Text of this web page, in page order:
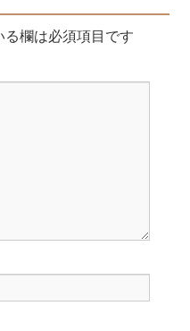
る欄は必須項目です